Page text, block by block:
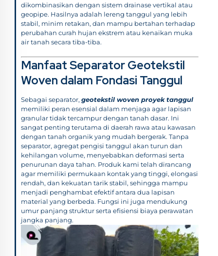
dikombinasikan dengan sistem drainase vertikal atau
geopipe. Hasilnya adalah lereng tanggul yang lebih
stabil, minim retakan, dan mampu bertahan terhadap
perubahan curah hujan ekstrem atau kenaikan muka
air tanah secara tiba-tiba.
Manfaat Separator Geotekstil
Woven dalam Fondasi Tanggul
Sebagai separator, geotekstil woven proyek tanggul
memiliki peran esensial dalam menjaga agar lapisan
granular tidak tercampur dengan tanah dasar. Ini
sangat penting terutama di daerah rawa atau kawasan
dengan tanah organik yang mudah bergerak. Tanpa
separator, agregat pengisi tanggul akan turun dan
kehilangan volume, menyebabkan deformasi serta
penurunan daya tahan. Produk kami telah dirancang
agar memiliki permukaan kontak yang tinggi, elongasi
rendah, dan kekuatan tarik stabil, sehingga mampu
menjadi penghambat efektif antara dua lapisan
material yang berbeda. Fungsi ini juga mendukung
umur panjang struktur serta efisiensi biaya perawatan
jangka panjang.